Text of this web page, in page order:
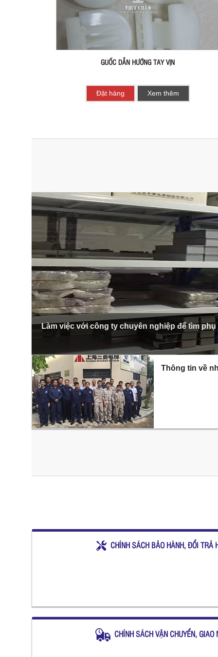
GUỐC DẪN HƯỚNG TAY VỊN
Đặt hàng Xem thêm
Làm việc với công ty chuyên nghiệp để tìm
Thông tin về
CHÍNH SÁCH BẢO HÀNH, ĐỔI TRẢ
CHÍNH SÁCH VẬN CHUYỂN, GIAO